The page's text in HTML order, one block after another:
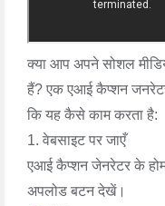
क्या आप अपने सोशल
हैं? एक एआई कैप्शन
कि यह कैसे काम करता है:
1. वेबसाइट पर जाएँ
एआई कैप्शन जेनरेटर के
अपलोड बटन देखें।